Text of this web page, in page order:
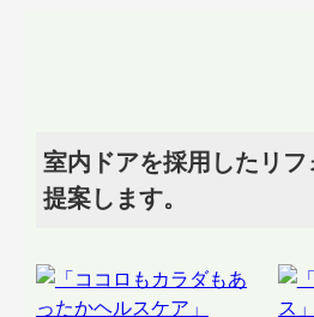
室内ドアを採用したリ
提案します。